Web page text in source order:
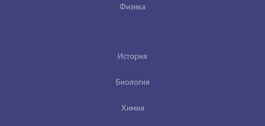
Физика
История
Биология
Химия